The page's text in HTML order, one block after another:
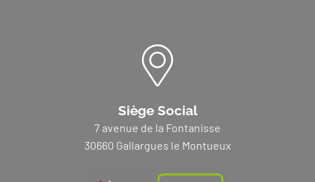
Siège Social
7 avenue de la Fontanisse
30660 Gallargues le Montueux